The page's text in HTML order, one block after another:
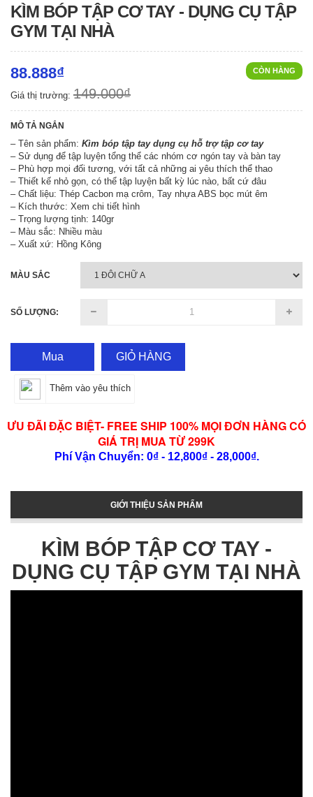
KÌM BÓP TẬP CƠ TAY - DỤNG CỤ TẬP
GYM TẠI NHÀ
CÒN HÀNG
88.888₫
Giá thị trường: 149.000₫
MÔ TẢ NGẮN
– Tên sản phẩm: Kìm bóp tập tay dụng cụ hỗ trợ tập cơ tay
– Sử dụng để tập luyện tổng thể các nhóm cơ ngón tay và bàn tay
– Phù hợp mọi đối tương, với tất cả những ai yêu thích thể thao
– Thiết kế nhỏ gọn, có thể tập luyện bất kỳ lúc nào, bất cứ đâu
– Chất liệu: Thép Cacbon mạ crôm, Tay nhựa ABS bọc mút êm
– Kích thước: Xem chi tiết hình
– Trọng lượng tịnh: 140gr
– Màu sắc: Nhiều màu
– Xuất xứ: Hồng Kông
MÀU SẮC
SỐ LƯỢNG:
Mua GIỎ HÀNG
Thêm vào yêu thích
ƯU ĐÃI ĐẶC BIỆT- FREE SHIP 100% MỌI ĐƠN HÀNG CÓ
GIÁ TRỊ MUA TỪ 299K
Phí Vận Chuyển: 0₫ - 12,800₫ - 28,000₫.
GIỚI THIỆU SẢN PHẨM
KÌM BÓP TẬP CƠ TAY -
DỤNG CỤ TẬP GYM TẠI NHÀ